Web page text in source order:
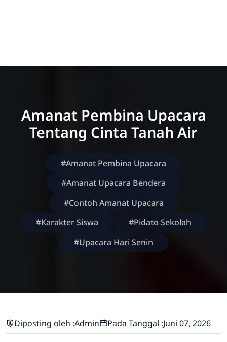
Amanat Pembina Upacara
Tentang Cinta Tanah Air
#Amanat Pembina Upacara
#Amanat Upacara Bendera
#Contoh Amanat Upacara
#Karakter Siswa
#Pidato Sekolah
#Upacara Hari Senin
Diposting oleh :Admin Pada Tanggal :Juni 07, 2026